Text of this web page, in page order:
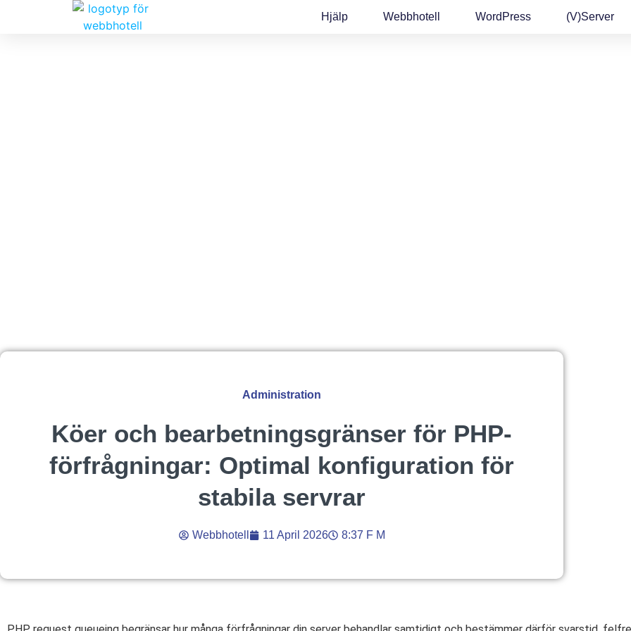
Hjälp Webbhotell WordPress (v)Server
Administration
Köer och bearbetningsgränser för PHP-
förfrågningar: Optimal konfiguration för
stabila servrar
Webbhotell 11 April 2026 8:37 F M